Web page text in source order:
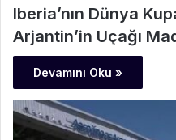
Iberia’nın Dünya
Arjantin’in Uçağı
Devamını Oku »